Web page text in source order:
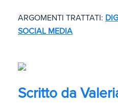
ARGOMENTI TRATTATI:
SOCIAL MEDIA
Scritto da